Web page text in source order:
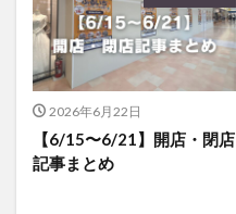
2026年6月22日
【6/15〜6/21】開店・閉店
記事まとめ